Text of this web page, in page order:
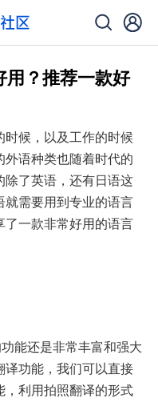
？推荐一款好
候，以及工作的时候
语种类也随着时代的
了英语，还有日语这
需要用到专业的语言
一款非常好用的语言
能还是非常丰富和强大
功能，我们可以直接
利用拍照翻译的形式